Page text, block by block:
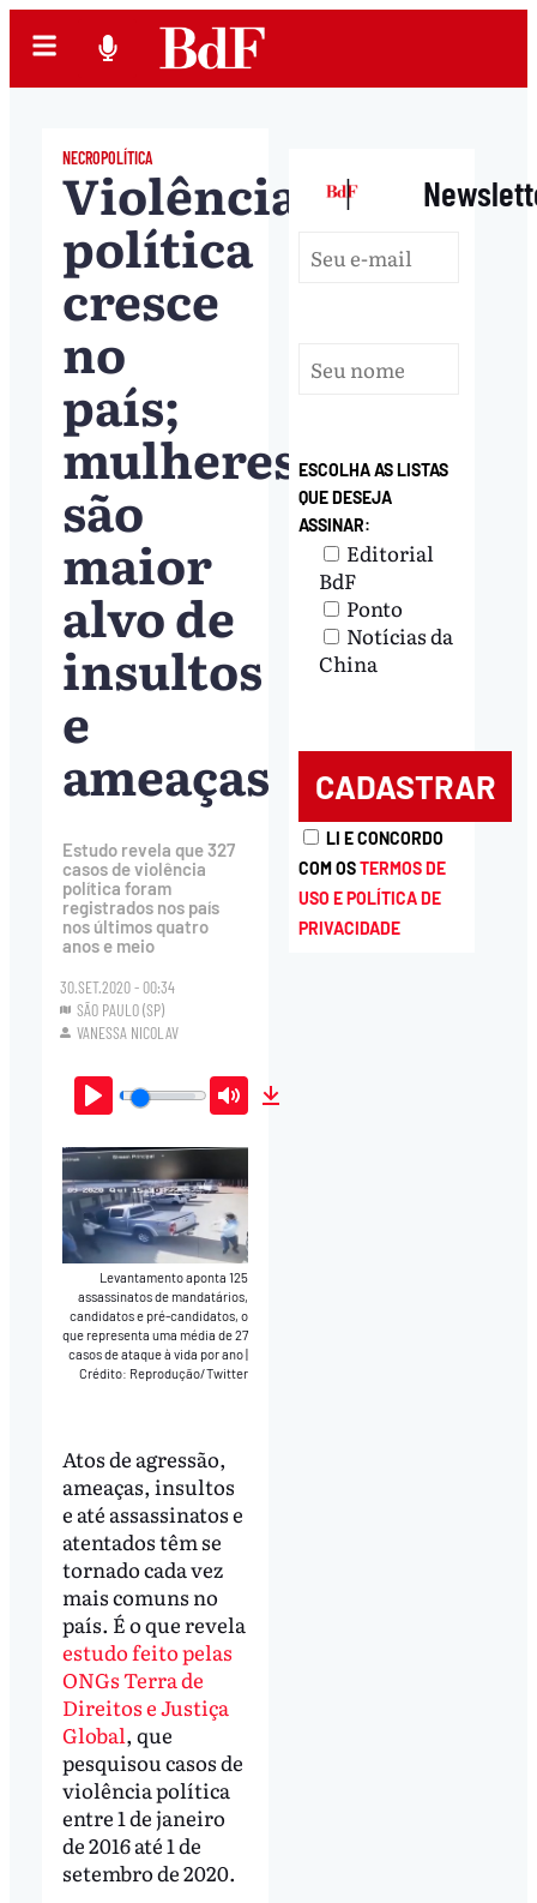
NECROPOLÍTICA
Violência
política
cresce
no
país;
mulheres
são
maior
alvo de
insultos
e
ameaças
Estudo revela que 327
casos de violência
política foram
registrados nos país
nos últimos quatro
anos e meio
30.SET.2020 - 00:34
SÃO PAULO (SP)
VANESSA NICOLAV
Play Mute
Levantamento aponta 125
assassinatos de mandatários,
candidatos e pré-candidatos, o
que representa uma média de 27
casos de ataque à vida por ano
Crédito: Reprodução/Twitter
Atos de agressão,
ameaças, insultos
e até assassinatos e
atentados têm se
tornado cada vez
mais comuns no
país. É o que revela
estudo feito pelas
ONGs Terra de
Direitos e Justiça
Global, que
pesquisou casos de
violência política
entre 1 de janeiro
de 2016 até 1 de
setembro de 2020.
|
ESCOLHA AS LISTAS
QUE DESEJA
ASSINAR:
Editorial
BdF
Ponto
Notícias da
China
LI E CONCORDO
COM OSTERMOS DE
USO E POLÍTICA DE
PRIVACIDADE